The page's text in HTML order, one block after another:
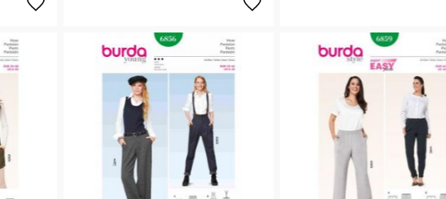
Lägg till i favoriter Lägg till i favoriter